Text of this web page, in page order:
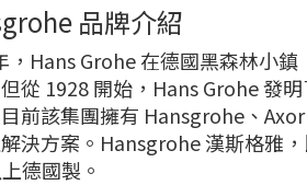
品牌介紹
，Hans Grohe 在德國黑森林小
從 1928 開始，Hans Grohe 發
前該集團擁有 Hansgrohe、
決方案。Hansgrohe 漢斯格雅
德國製。